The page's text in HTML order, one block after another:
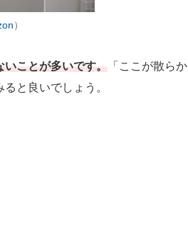
）
いことが多いです。 「ここが散らか
と良いでしょう。